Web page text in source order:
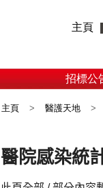
主頁
招標公
主頁 > 醫護天地 >